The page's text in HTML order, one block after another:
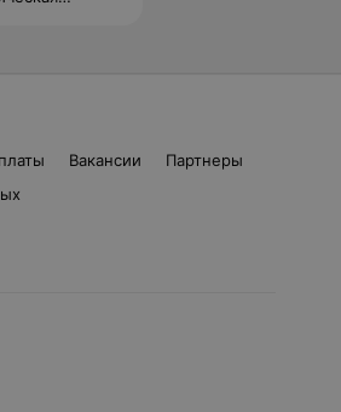
Вакансии
Партнеры